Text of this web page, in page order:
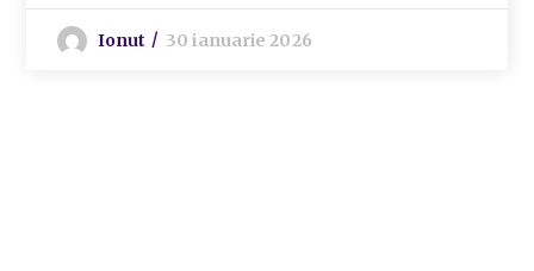
Ionut 30 ianuarie 2026